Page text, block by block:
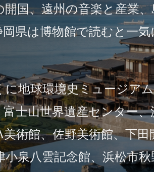
国、遠州の音楽と産業
県は博物館で読むと一
地球環境史ミュージア
士山世界遺産センター
術館、佐野美術館、下田
泉八雲記念館、浜松市秋